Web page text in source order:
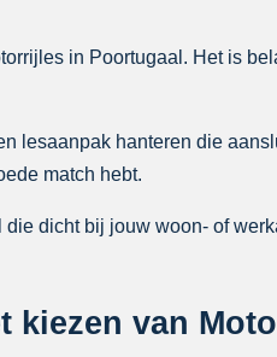
in Poortugaal. Het is
lesaanpak hanteren die
match hebt.
dicht bij jouw woon- of
kiezen van